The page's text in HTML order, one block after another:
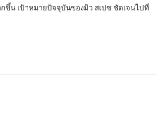
กขึ้น เป้าหมายปัจจุบันของมิว สเปซ ชัดเจนไปที่